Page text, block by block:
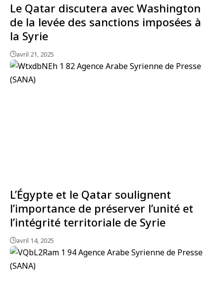
Le Qatar discutera avec Washington
de la levée des sanctions imposées à
la Syrie
avril 21, 2025
L’Égypte et le Qatar soulignent
l’importance de préserver l’unité et
l’intégrité territoriale de Syrie
avril 14, 2025